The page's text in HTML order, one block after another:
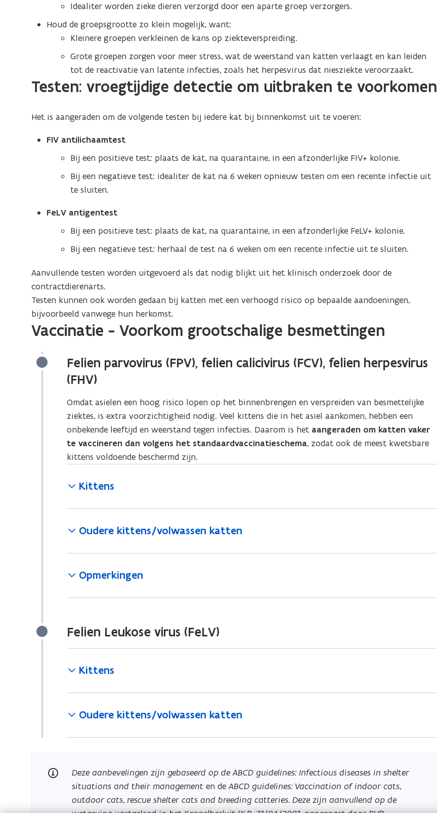
Idealiter worden zieke dieren verzorgd door een aparte groep verzorgers.
Houd de groepsgrootte zo klein mogelijk, want:
Kleinere groepen verkleinen de kans op ziekteverspreiding.
Grote groepen zorgen voor meer stress, wat de weerstand van katten verlaagt en kan leiden
tot de reactivatie van latente infecties, zoals het herpesvirus dat niesziekte veroorzaakt.
Testen: vroegtijdige detectie om uitbraken te voorkomen
Het is aangeraden om de volgende testen bij iedere kat bij binnenkomst uit te voeren:
FIV antilichaamtest
Bij een positieve test: plaats de kat, na quarantaine, in een afzonderlijke FIV+ kolonie.
Bij een negatieve test: idealiter de kat na 6 weken opnieuw testen om een recente infectie uit
te sluiten.
FeLV antigentest
Bij een positieve test: plaats de kat, na quarantaine, in een afzonderlijke FeLV+ kolonie.
Bij een negatieve test: herhaal de test na 6 weken om een recente infectie uit te sluiten.
Aanvullende testen worden uitgevoerd als dat nodig blijkt uit het klinisch onderzoek door de
contractdierenarts.
Testen kunnen ook worden gedaan bij katten met een verhoogd risico op bepaalde aandoeningen,
bijvoorbeeld vanwege hun herkomst.
Vaccinatie - Voorkom grootschalige besmettingen
Felien parvovirus (FPV), felien calicivirus (FCV), felien herpesvirus
(FHV)
Omdat asielen een hoog risico lopen op het binnenbrengen en verspreiden van besmettelijke
ziektes, is extra voorzichtigheid nodig. Veel kittens die in het asiel aankomen, hebben een
onbekende leeftijd en weerstand tegen infecties. Daarom is het aangeraden om katten vaker
te vaccineren dan volgens het standaardvaccinatieschema, zodat ook de meest kwetsbare
kittens voldoende beschermd zijn.
Kittens
Oudere kittens/volwassen katten
Opmerkingen
Felien Leukose virus (FeLV)
Kittens
Oudere kittens/volwassen katten
Deze aanbevelingen zijn gebaseerd op de ABCD guidelines: Infectious diseases in shelter
situations and their management en deABCD guidelines: Vaccination of indoor cats,
outdoor cats, rescue shelter cats and breeding catteries. Deze zijn aanvullend op de
wetgeving vastgelegd in het Kennelbesluit (K.B. 27/04/2007, aangepast door BVR